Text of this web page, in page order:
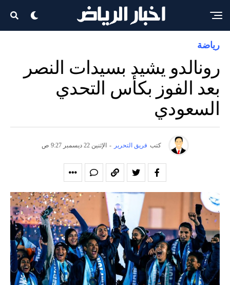
رياضة
رونالدو يشيد بسيدات النصر
بعد الفوز بكأس التحدي
السعودي
كتب فريق التحرير - الإثنين 22 ديسمبر 9:27 ص